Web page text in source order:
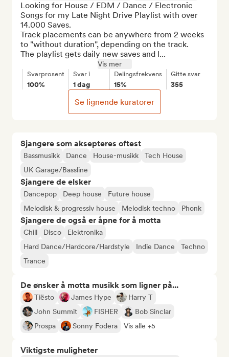
Sjangere som aksepteres oftest
Bassmusikk Dance House-musikk
Tech House
UK Garage/Bassline
Sjangere de elsker
Dancepop Deep house
Future house
Melodisk & progressiv house
Melodisk techno Phonk
Sjangere de også er åpne for å motta
Chill Disco
Elektronika
Hard Dance/Hardcore/Hardstyle
Indie Dance
Techno
Trance
De ønsker å motta musikk som ligner på...
Tiësto James Hype
Harry T
John Summit
FISHER
Bob Sinclar
Prospa
Sonny Fodera Vis alle +5
Viktigste muligheter
Looking for House / EDM / Dance / Electronic
Songs for my Late Night Drive Playlist with over
14.000 Saves.
Track placements can be anywhere from 2 weeks
to "without duration", depending on the track.
The playlist gets daily new saves and l...
Vis mer
Svarprosent
100%
Svar i
1 dag
Delingsfrekvens
15%
Gitte svar
355
Se lignende kuratorer